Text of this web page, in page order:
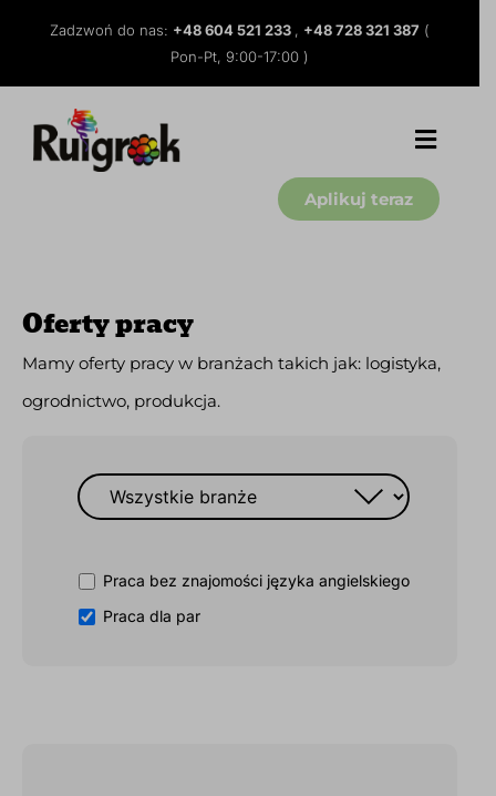
Zadzwoń do nas: +48 604 521 233 , +48 728 321 387 (
Pon-Pt, 9:00-17:00 )
Aplikuj teraz
Oferty pracy
Mamy oferty pracy w branżach takich jak: logistyka,
ogrodnictwo, produkcja.
Praca bez znajomości języka angielskiego
Praca dla par